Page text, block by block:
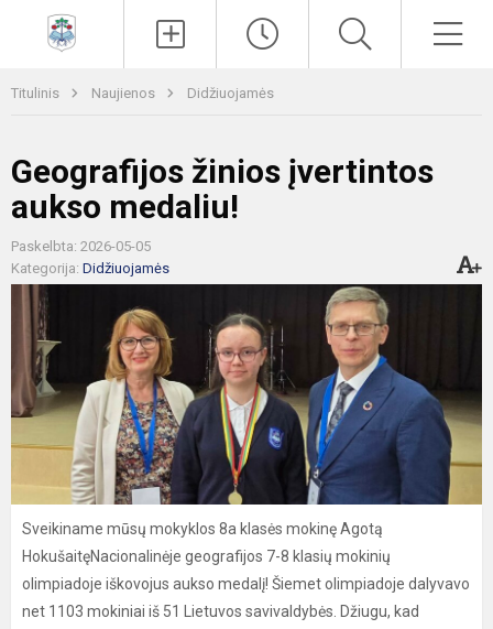
Titulinis Naujienos Didžiuojamės
Geografijos žinios įvertintos
aukso medaliu!
Paskelbta: 2026-05-05
Kategorija: Didžiuojamės
Sveikiname mūsų mokyklos 8a klasės mokinę Agotą
HokušaitęNacionalinėje geografijos 7-8 klasių mokinių
olimpiadoje iškovojus aukso medalį! Šiemet olimpiadoje dalyvavo
net 1103 mokiniai iš 51 Lietuvos savivaldybės. Džiugu, kad